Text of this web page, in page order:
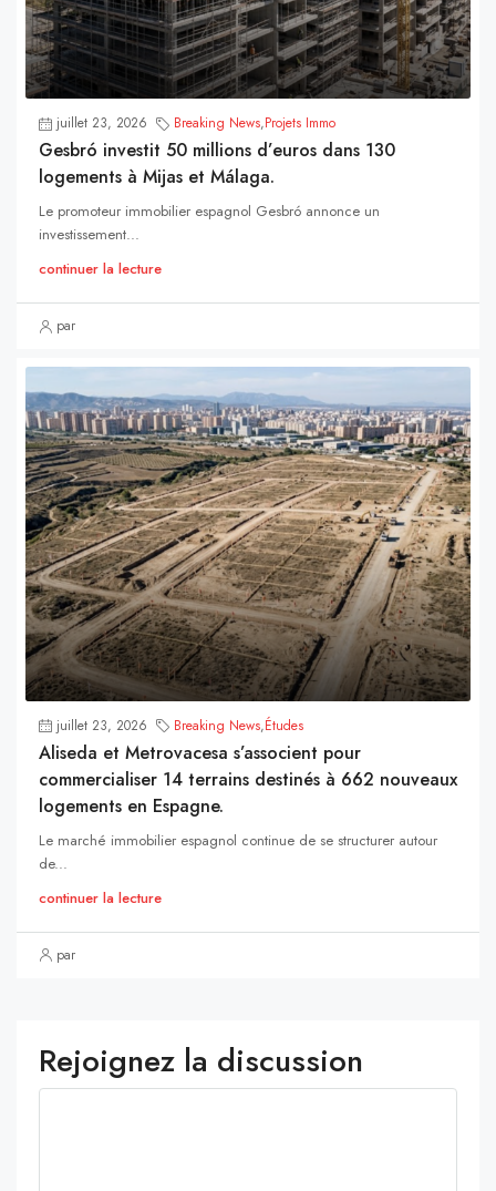
juillet 23, 2026 Breaking News,Projets Immo
Gesbró investit 50 millions d’euros dans 130
logements à Mijas et Málaga.
Le promoteur immobilier espagnol Gesbró annonce un
investissement...
continuer la lecture
par
juillet 23, 2026 Breaking News,Études
Aliseda et Metrovacesa s’associent pour
commercialiser 14 terrains destinés à 662 nouveaux
logements en Espagne.
Le marché immobilier espagnol continue de se structurer autour
de...
continuer la lecture
par
Rejoignez la discussion